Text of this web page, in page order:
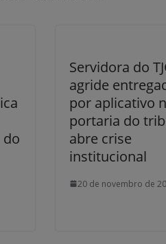
Servidora do
agride
por aplicativo
portaria do
abre crise
institucional
20 de novembro de